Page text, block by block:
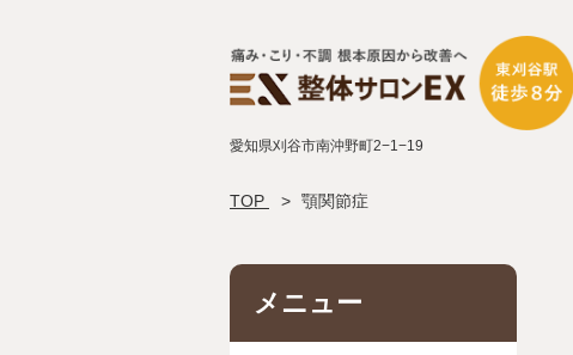
愛知県刈谷市南沖野町2−1−19
TOP 顎関節症
メニュー